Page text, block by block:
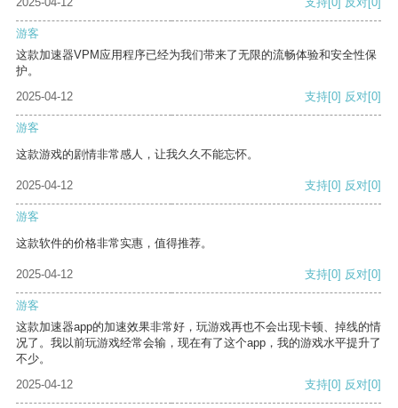
游客
这款加速器VPM应用程序已经为我们带来了无限的流畅体验和安全性保
护。
2025-04-12
支持[0] 反对[0]
游客
这款游戏的剧情非常感人，让我久久不能忘怀。
2025-04-12 支持[0] 反对[0]
游客
这款软件的价格非常实惠，值得推荐。
2025-04-12 支持[0] 反对[0]
游客
这款加速器app的加速效果非常好，玩游戏再也不会出现卡顿、掉线的情
况了。我以前玩游戏经常会输，现在有了这个app，我的游戏水平提升了
不少。
2025-04-12
支持[0] 反对[0]